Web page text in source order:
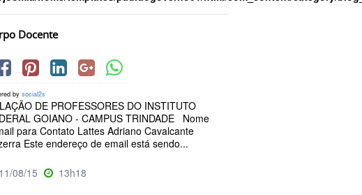
Docente
bysocial2s
DE PROFESSORES DO INSTITUTO
GOIANO - CAMPUS TRINDADE Nome
para Contato Lattes Adriano Cavalcante
Este endereço de email está sendo...
11/08/15 13h18